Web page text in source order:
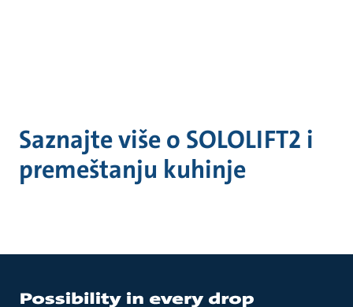
Saznajte više o SOLOLIFT2 i
premeštanju kuhinje